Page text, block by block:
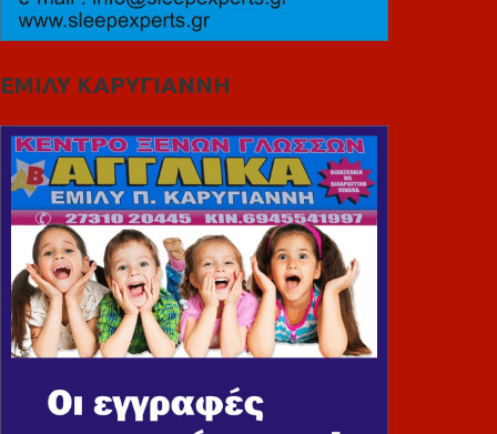
ΕΜΙΛΥ ΚΑΡΥΓΙΑΝΝΗ